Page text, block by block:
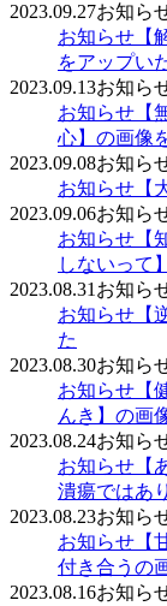
2023.09.27お知ら
お知らせ
をアップい
2023.09.13お知ら
お知らせ
心】の画像
2023.09.08お知ら
お知らせ 【
2023.09.06お知ら
お知らせ
しないって
2023.08.31 お知ら
お知らせ 【
た
2023.08.30お知ら
お知らせ
んき】の画
2023.08.24お知ら
お知らせ
潰瘍ではあ
2023.08.23お知ら
お知らせ
付き合うの
2023.08.16お知ら